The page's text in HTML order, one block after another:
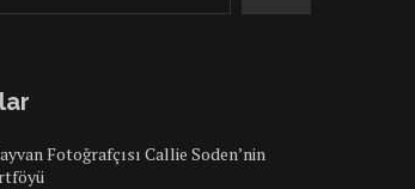
Fotoğrafçısı Callie Soden’nin